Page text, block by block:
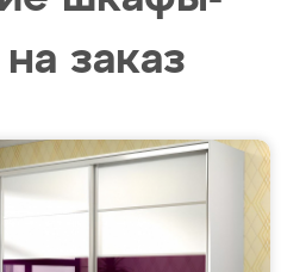
заказ